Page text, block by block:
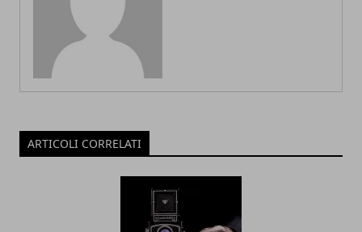
ARTICOLI CORRELATI